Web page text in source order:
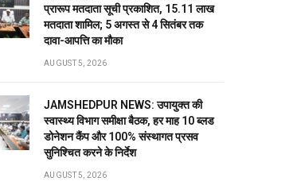
प्रारूप मतदाता सूची प्रकाशित, 15.11 लाख
मतदाता शामिल; 5 अगस्त से 4 सितंबर तक
दावा-आपत्ति का मौका
AUGUST 5, 2026
JAMSHEDPUR NEWS: उपायुक्त की
स्वास्थ्य विभाग समीक्षा बैठक, हर माह 10 ब्लड
डोनेशन कैंप और 100% संस्थागत प्रसव
सुनिश्चित करने के निर्देश
AUGUST 5, 2026